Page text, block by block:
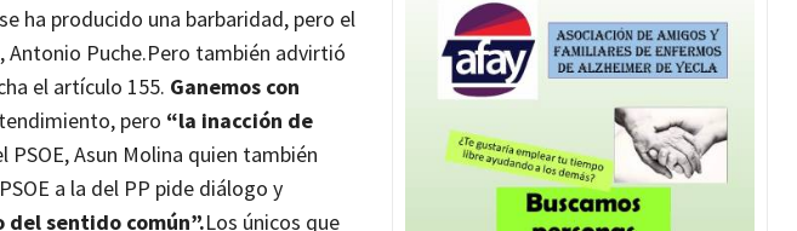
ha producido una barbaridad, pero el
Antonio Puche.Pero también advirtió
el artículo 155. Ganemos con
pero “la inacción de
PSOE, Asun Molina quien también
a la del PP pide diálogo y
del sentido común”.Los únicos que